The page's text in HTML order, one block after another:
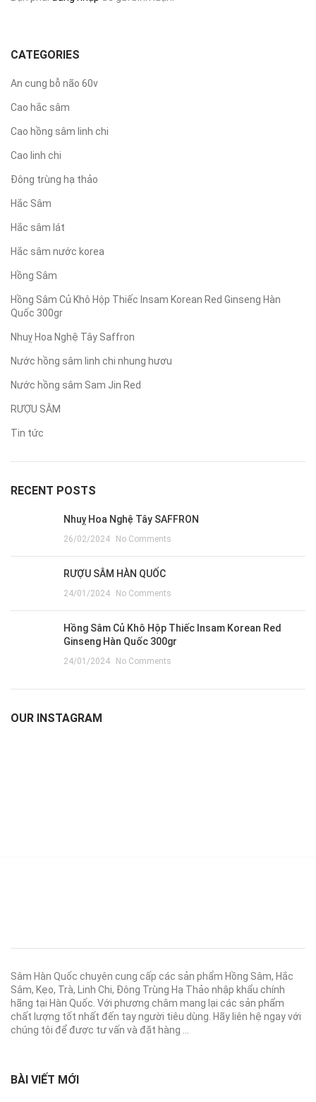
CATEGORIES
An cung bỗ não 60v
Cao hắc sâm
Cao hồng sâm linh chi
Cao linh chi
Đông trùng hạ thảo
Hắc Sâm
Hắc sâm lát
Hắc sâm nước korea
Hồng Sâm
Hồng Sâm Củ Khô Hộp Thiếc Insam Korean Red Ginseng Hàn
Quốc 300gr
Nhuỵ Hoa Nghệ Tây Saffron
Nước hồng sâm linh chi nhung hươu
Nước hồng sâm Sam Jin Red
RƯỢU SÂM
Tin tức
RECENT POSTS
Nhuỵ Hoa Nghệ Tây SAFFRON
26/02/2024 No Comments
RƯỢU SÂM HÀN QUỐC
24/01/2024 No Comments
Hồng Sâm Củ Khô Hộp Thiếc Insam Korean Red
Ginseng Hàn Quốc 300gr
24/01/2024 No Comments
OUR INSTAGRAM
Sâm Hàn Quốc chuyên cung cấp các sản phẩm Hồng Sâm, Hắc
Sâm, Kẹo, Trà, Linh Chi, Đông Trùng Hạ Thảo nhập khẩu chính
hãng tại Hàn Quốc. Với phương châm mang lại các sản phẩm
chất lượng tốt nhất đến tay người tiêu dùng. Hãy liên hệ ngay với
chúng tôi để được tư vấn và đặt hàng ...
BÀI VIẾT MỚI